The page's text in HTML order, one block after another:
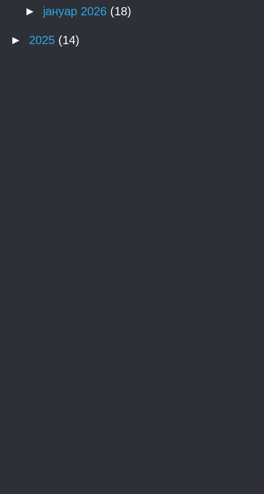
► јануар 2026 (18)
► 2025 (14)